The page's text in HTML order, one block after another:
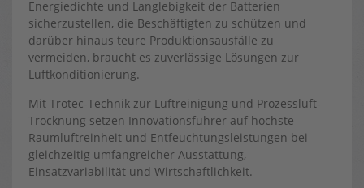
Energiedichte und Langlebigkeit der Batterien
sicherzustellen, die Beschäftigten zu schützen und
darüber hinaus teure Produktionsausfälle zu
vermeiden, braucht es zuverlässige Lösungen zur
Luftkonditionierung.
Mit Trotec-Technik zur Luftreinigung und Prozessluft-
Trocknung setzen Innovationsführer auf höchste
Raumluftreinheit und Entfeuchtungsleistungen bei
gleichzeitig umfangreicher Ausstattung,
Einsatzvariabilität und Wirtschaftlichkeit.